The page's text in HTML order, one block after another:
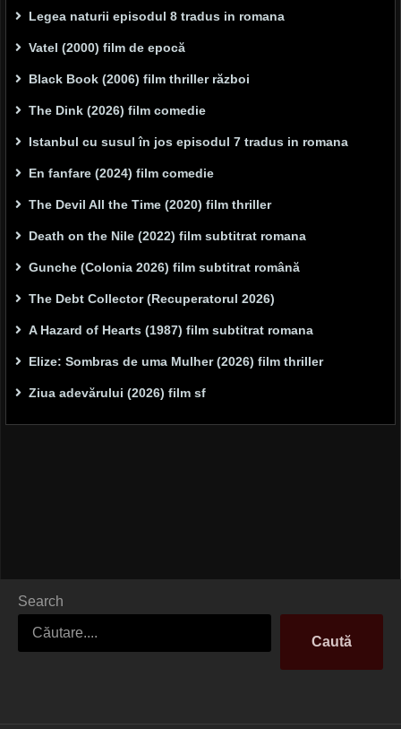
Legea naturii episodul 8 tradus in romana
Vatel (2000) film de epocă
Black Book (2006) film thriller război
The Dink (2026) film comedie
Istanbul cu susul în jos episodul 7 tradus in romana
En fanfare (2024) film comedie
The Devil All the Time (2020) film thriller
Death on the Nile (2022) film subtitrat romana
Gunche (Colonia 2026) film subtitrat română
The Debt Collector (Recuperatorul 2026)
A Hazard of Hearts (1987) film subtitrat romana
Elize: Sombras de uma Mulher (2026) film thriller
Ziua adevărului (2026) film sf
Search
Caută